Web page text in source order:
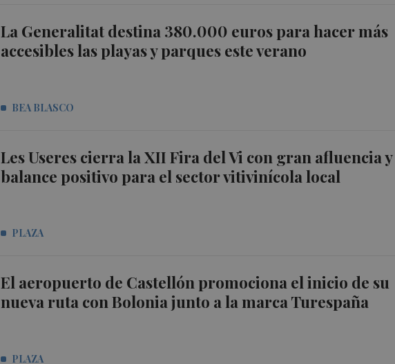
La Generalitat destina 380.000 euros para hacer más
accesibles las playas y parques este verano
BEA BLASCO
Les Useres cierra la XII Fira del Vi con gran afluencia y
balance positivo para el sector vitivinícola local
PLAZA
El aeropuerto de Castellón promociona el inicio de su
nueva ruta con Bolonia junto a la marca Turespaña
PLAZA